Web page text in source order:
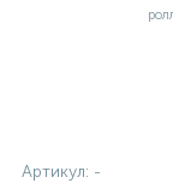
Артикул: -